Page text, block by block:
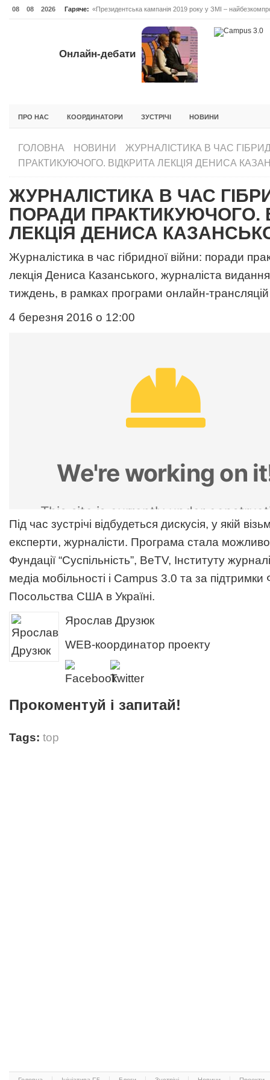
08 08 2026 Гаряче: «Президентська кампанія 2019 року у ЗМІ –
Онлайн-дебати #Відповідальне лідерство. Випуск 3
ОНЛАЙН-ДЕБАТИ #ВІДПОВІДАЛЬНЕ ЛІДЕРСТВО.
Онлайн-дебати
ПРО НАС КООРДИНАТОРИ ЗУСТРІЧІ НОВИНИ
ГОЛОВНА НОВИНИ
ЖУРНАЛІСТИКА В ЧАС
ПРАКТИКУЮЧОГО. ВІДКРИТА ЛЕКЦІЯ ДЕНИСА
ЖУРНАЛІСТИКА В ЧАС
ПОРАДИ ПРАКТИКУЮЧОГО.
ЛЕКЦІЯ ДЕНИСА
Журналістика в час гібридної війни: поради
лекція Дениса Казанського, журналіста
тиждень, в рамках програми онлайн-трансляцій
4 березня 2016 о 12:00
Під час зустрічі відбудеться дискусія, у якій
експерти, журналісти. Програма стала
Фундації “Суспільність”, BeTV, Інституту
медіа мобільності і Campus 3.0 та за
Посольства США в Україні.
Ярослав Друзюк
WEB-координатор проекту
Прокоментуй і запитай!
Tags: top